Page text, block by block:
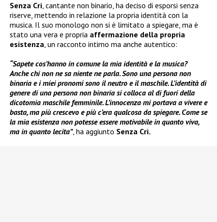
Senza Cri, cantante non binario, ha deciso di esporsi senza
riserve, mettendo in relazione la propria identità con la
musica. Il suo monologo non si è limitato a spiegare, ma è
stato una vera e propria affermazione della propria
esistenza, un racconto intimo ma anche autentico:
“Sapete cos’hanno in comune la mia identità e la musica?
Anche chi non ne sa niente ne parla. Sono una persona non
binaria e i miei pronomi sono il neutro e il maschile. L’identità di
genere di una persona non binaria si colloca al di fuori della
dicotomia maschile femminile. L’innocenza mi portava a vivere e
basta, ma più crescevo e più c’era qualcosa da spiegare. Come se
la mia esistenza non potesse essere motivabile in quanto viva,
ma in quanto lecita”, ha aggiunto Senza Cri.